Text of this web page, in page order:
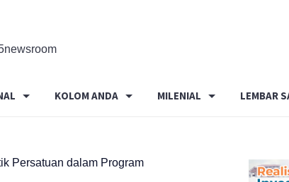
KOLOM ANDA MILENIAL LEMBAR
Persatuan dalam Program